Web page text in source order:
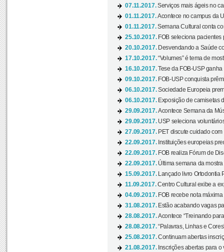
07.11.2017.Serviços mais ágeis no
01.11.2017.Acontece no campus da
01.11.2017.Semana Cultural conta
25.10.2017. FOB seleciona pacientes
20.10.2017. Desvendando a Saúde
17.10.2017.“Volumes” é tema de
16.10.2017.Tese da FOB-USP
09.10.2017. FOB-USP conquista
06.10.2017.Sociedade Europeia
06.10.2017. Exposição de camisetas
29.09.2017.Acontece Semana da
29.09.2017. USP seleciona
27.09.2017. PET discute cuidado
22.09.2017. Instituições europeias
22.09.2017. FOB realiza Fórum de
22.09.2017. Última semana da mostra
15.09.2017.
Lançado livro Ortodontia
11.09.2017.Centro Cultural exibe a
04.09.2017. FOB recebe nota
31.08.2017. Estão acabando vagas
28.08.2017.Acontece “Treinando
28.08.2017.“Palavras, Linhas e
25.08.2017.Continuam abertas
21.08.2017. Inscrições abertas para